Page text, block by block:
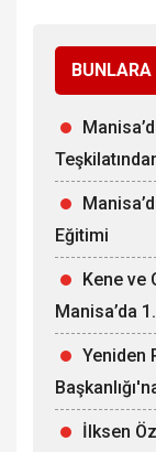
Eğitimi
Kene ve
Manisa’da
Yeniden
İlksen